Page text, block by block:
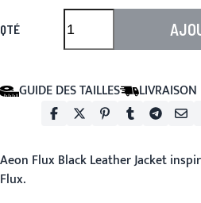
QTÉ
GUIDE DES TAILLES LIVRAISON
Aeon Flux Black Leather Jacket
Flux.